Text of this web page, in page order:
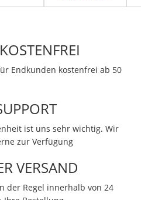
Endkunden kostenfrei ab 50
ist uns sehr wichtig. Wir
zur Verfügung
VERSAND
der Regel innerhalb von 24